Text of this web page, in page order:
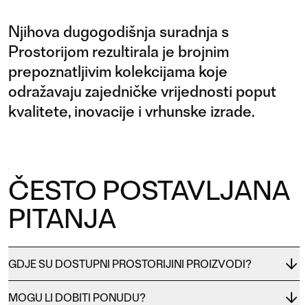
Njihova dugogodišnja suradnja s
Prostorijom rezultirala je brojnim
prepoznatljivim kolekcijama koje
odražavaju zajedničke vrijednosti poput
kvalitete, inovacije i vrhunske izrade.
ČESTO POSTAVLJANA
PITANJA
GDJE SU DOSTUPNI PROSTORIJINI PROIZVODI?
MOGU LI DOBITI PONUDU?